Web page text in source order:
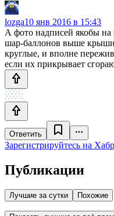
lozga10 янв 2016 в 15:43
А фото надписей якобы на
шар-баллонов выше крыши
круглые, и вполне
если их прикрывает
Ответить
Зарегистрируйтесь на
Публикации
Лучшие за сутки Похожие